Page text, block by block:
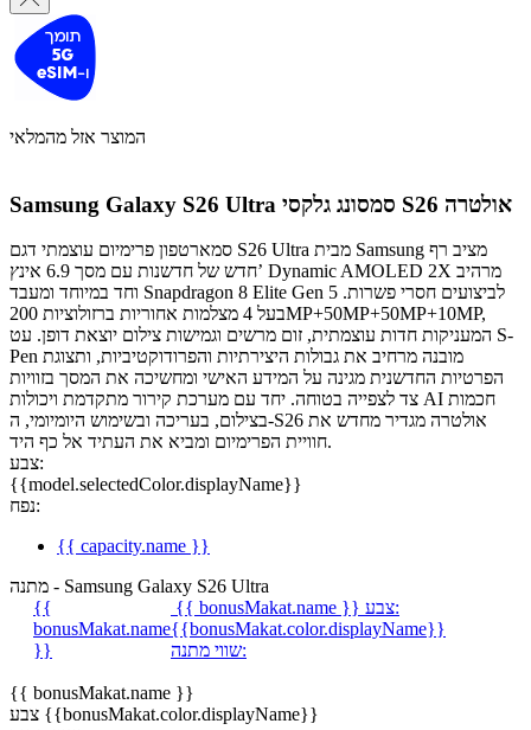
המוצר אזל מהמלאי
Samsung Galaxy S26 Ultra סמסונג גלקסי S26 אולטרה
סמארטפון פרימיום עוצמתי דגם S26 Ultra מבית Samsung מציב רף
חדש של חדשנות עם מסך 6.9 אינץ’ Dynamic AMOLED 2X מרהיב
וחד במיוחד ומעבד Snapdragon 8 Elite Gen 5 לביצועים חסרי פשרות.
בעל 4 מצלמות אחוריות ברזולוציות 200MP+50MP+50MP+10MP,
המעניקות חדות עוצמתית, זום מרשים וגמישות צילום יוצאת דופן. עט S-
Pen מובנה מרחיב את גבולות היצירתיות והפרודוקטיביות, ותצוגת
הפרטיות החדשנית מגינה על המידע האישי ומחשיכה את המסך בזוויות
צד לצפייה בטוחה. יחד עם מערכת קירור מתקדמת ויכולות AI חכמות
בצילום, בעריכה ובשימוש היומיומי, ה-S26 אולטרה מגדיר מחדש את
חוויית הפרימיום ומביא את העתיד אל כף היד.
צבע:
{{model.selectedColor.displayName}}
נפח:
{{ capacity.name }}
מתנה - Samsung Galaxy S26 Ultra
{{
bonusMakat.name
}}
{{ bonusMakat.name }}
צבע:
{{bonusMakat.color.displayName}}
שווי מתנה:
{{ bonusMakat.name }}
צבע {{bonusMakat.color.displayName}}